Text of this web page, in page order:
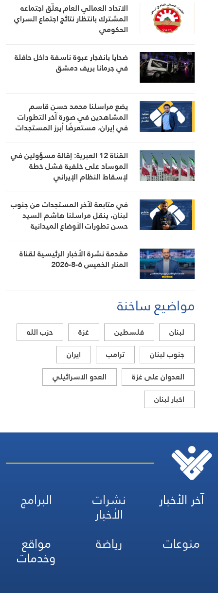
الاتحاد العمالي العام يعلّق اجتماعه
المشترك بانتظار نتائج اجتماع السراي
الحكومي
ضحايا بانفجار عبوة ناسفة داخل حافلة
في جرمانا بريف دمشق
يضع مراسلنا محمد حسن قاسم
المشاهدين في صورة آخر التطورات
في إيران، مستعرضًا أبرز المستجدات
على الساحتين السياسية والميدانية،
إلى جانب المواقف الرسمية وأبرز
التطورات ذات الصلة بالشأنين الداخلي
والإقليمي
القناة 12 العبرية: إقالة مسؤولين في
الموساد على خلفية فشل خطة
لإسقاط النظام الإيراني
في متابعة لآخر المستجدات من جنوب
لبنان، ينقل مراسلنا هاشم السيد
حسن تطورات الأوضاع الميدانية
مقدمة نشرة الأخبار الرئيسية لقناة
المنار الخميس 6-8-2026
مواضيع ساخنة
لبنان فلسطين غزة
حزب الله
جنوب لبنان
ترامب
ايران
العدوان على غزة
العدو الاسرائيلي
اخبار لبنان
آخر الأخبار نشرات
الأخبار
البرامج
منوعات
رياضة مواقع
وخدمات